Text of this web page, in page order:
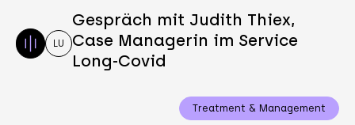
LU
Gespräch mit Judith Thiex,
Case Managerin im Service
Long-Covid
Treatment & Management